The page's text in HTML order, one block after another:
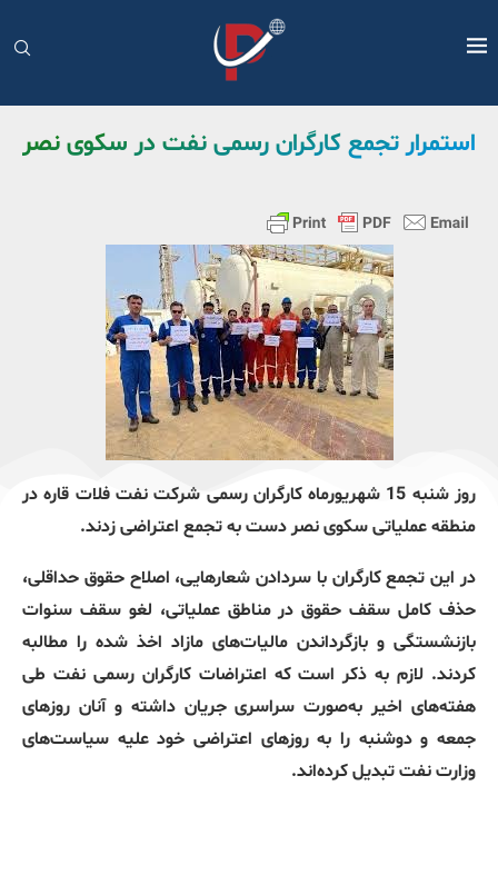
استمرار تجمع کارگران رسمی نفت در سکوی نصر
روز شنبه 15 شهریورماه کارگران رسمی شرکت نفت فلات قاره در
منطقه عملیاتی سکوی نصر دست به تجمع اعتراضی زدند.
در این تجمع کارگران با سردادن شعارهایی، اصلاح حقوق حداقلی،
حذف کامل سقف حقوق در مناطق عملیاتی، لغو سقف سنوات
بازنشستگی و بازگرداندن مالیات‌های مازاد اخذ شده را مطالبه
کردند. لازم به ذکر است که اعتراضات کارگران رسمی نفت طی
هفته‌های اخیر به‌صورت سراسری جریان داشته و آنان روزهای
جمعه و دوشنبه را به روزهای اعتراضی خود علیه سیاست‌های
وزارت نفت تبدیل کرده‌اند.